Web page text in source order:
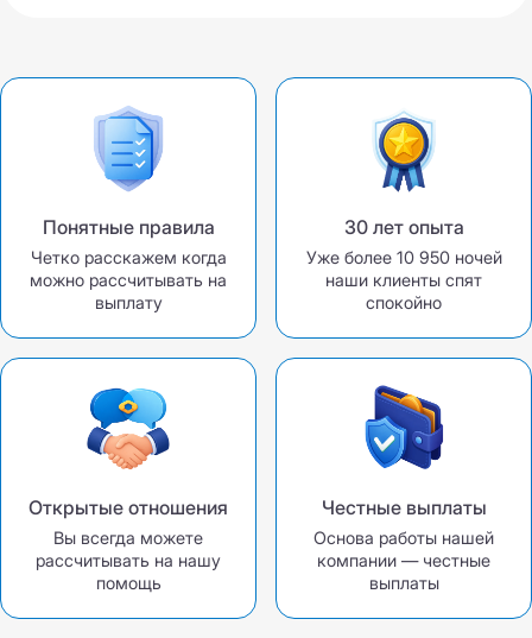
Понятные правила
Четко расскажем когда
можно рассчитывать на
выплату
30 лет опыта
Уже более 10 950 ночей
наши клиенты спят
спокойно
Открытые отношения
Вы всегда можете
рассчитывать на нашу
помощь
Честные выплаты
Основа работы нашей
компании — честные
выплаты